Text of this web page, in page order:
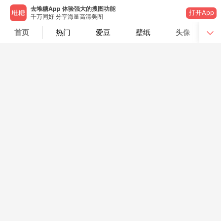
去堆糖App 体验强大的搜图功能
千万同好 分享海量高清美图
打开App
首页 热门 爱豆 壁纸 头像